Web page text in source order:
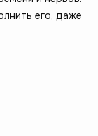
его, даже